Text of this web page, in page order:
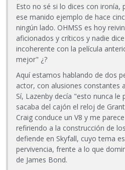
Esto no sé si lo dices con ironía,
ese manido ejemplo de hace
ningún lado. OHMSS es hoy
aficionados y críticos y nadie
incoherente con la película
mejor" ¿?
Aquí estamos hablando de dos
actor, con alusiones constantes
Sí, Lazenby decía "esto nunca
sacaba del cajón el reloj de
Craig conduce un V8 y me
refiriendo a la construcción de
defiende en Skyfall, cuyo tema
pervivencia, frente a lo que
de James Bond.